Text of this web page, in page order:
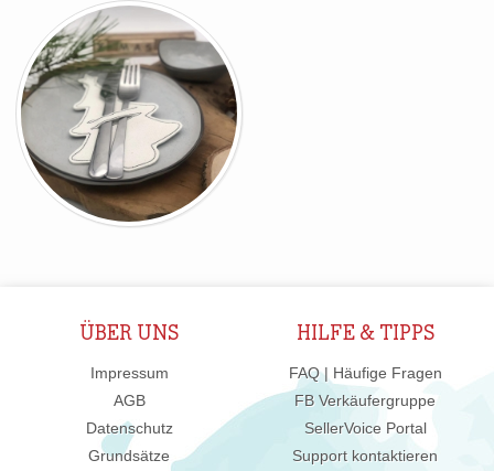
ÜBER UNS
Impressum
AGB
Datenschutz
Grundsätze
HILFE & TIPPS
FAQ | Häufige Fragen
FB Verkäufergruppe
SellerVoice Portal
Support kontaktieren